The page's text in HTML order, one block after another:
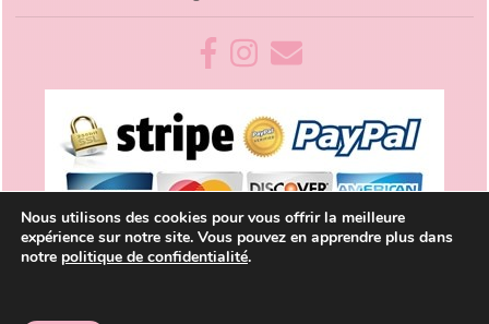
Nous utilisons des cookies pour vous offrir la meilleure
expérience sur notre site. Vous pouvez en apprendre plus dans
notre politique de confidentialité.